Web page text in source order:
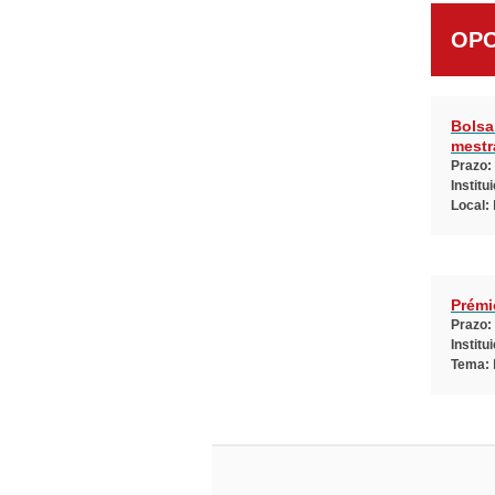
Prazo:
Local:
Prazo:
Tema: